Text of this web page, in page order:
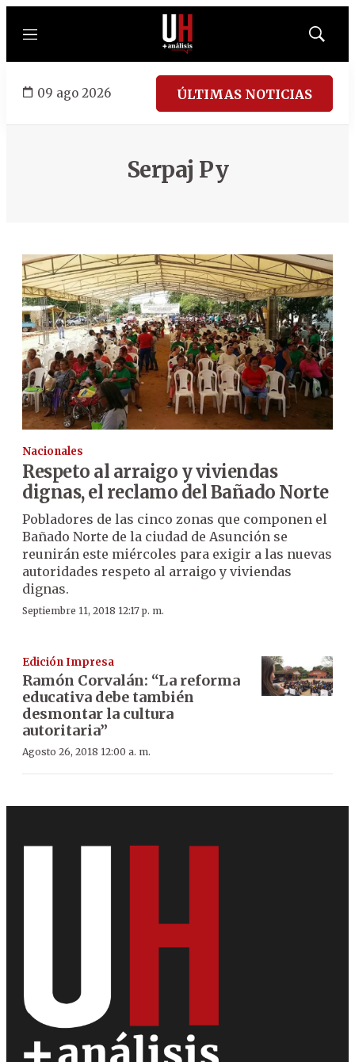
Menú
Mostrar
09 ago 2026 ÚLTIMAS NOTICIAS
Serpaj Py
Nacionales
Respeto al arraigo y viviendas
dignas, el reclamo del Bañado Norte
Pobladores de las cinco zonas que componen el
Bañado Norte de la ciudad de Asunción se
reunirán este miércoles para exigir a las nuevas
autoridades respeto al arraigo y viviendas
dignas.
Septiembre 11, 2018 12:17 p. m.
Edición Impresa
Ramón Corvalán: “La reforma
educativa debe también
desmontar la cultura
autoritaria”
Agosto 26, 2018 12:00 a. m.